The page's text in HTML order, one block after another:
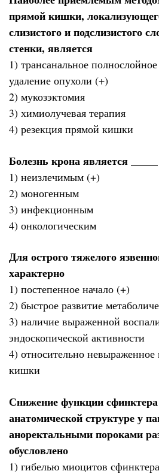
прямой кишки,
слизистого и подслизистого
стенки, является
1) трансанальное
удаление опухоли (+)
2) мукозэктомия
3) химиолучевая терапия
4) резекция прямой кишки
Болезнь крона является
1) неизлечимым (+)
2) моногенным
3) инфекционным
4) онкологическим
Для острого тяжелого
характерно
1) постепенное начало (+)
2) быстрое развитие
3) наличие выраженной
эндоскопической активности
4) относительно
кишки
Снижение функции
анатомической структуре у
аноректальными пороками
обусловлено
1) гибелью миоцитов